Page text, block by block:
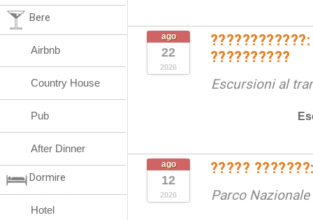
ago
22
2026
??????????
Escursioni al
ago
12
2026
?????
Parco
Bere
Airbnb
Country House
Pub
After Dinner
Dormire
Hotel